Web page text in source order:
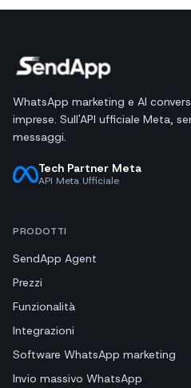
WhatsApp marketing e AI
imprese. Sull'API ufficiale Meta,
messaggi.
Tech Partner Meta
API Meta Ufficiale
PRODOTTI
SendApp Agent
Prezzi
Funzionalità
Integrazioni
Software WhatsApp marketing
Invio massivo WhatsApp